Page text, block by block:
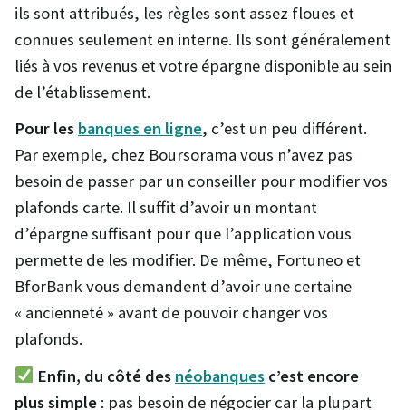
ils sont attribués, les règles sont assez floues et
connues seulement en interne. Ils sont généralement
liés à vos revenus et votre épargne disponible au sein
de l’établissement.
Pour les banques en ligne, c’est un peu différent.
Par exemple, chez Boursorama vous n’avez pas
besoin de passer par un conseiller pour modifier vos
plafonds carte. Il suffit d’avoir un montant
d’épargne suffisant pour que l’application vous
permette de les modifier. De même, Fortuneo et
BforBank vous demandent d’avoir une certaine
« ancienneté » avant de pouvoir changer vos
plafonds.
Enfin, du côté des néobanques c’est encore
plus simple : pas besoin de négocier car la plupart